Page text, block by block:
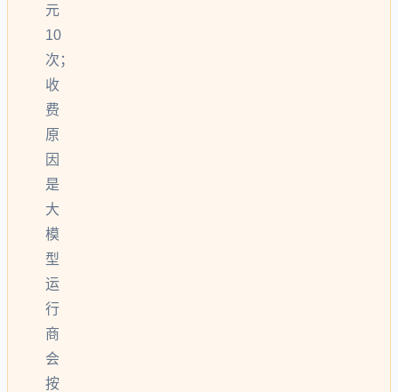
元
10
次；
收
费
原
因
是
大
模
型
运
行
商
会
按